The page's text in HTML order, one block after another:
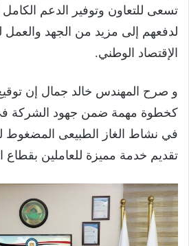
تسعى للتعاون وتوفير الدعم الكامل
لدفعهم إلى مزيد من الجهد والعمل
الإقتصاد الوطني.
و صرح المهندس خالد جمال إن
كخطوة مهمة ضمن جهود الشركة فى
في نشاط الغاز الطبيعى المضغوط
تقديم خدمة مميزة للعاملين بقطاع